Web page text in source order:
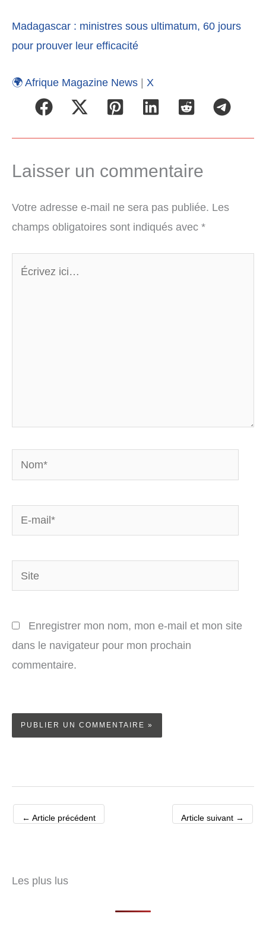
Madagascar : ministres sous ultimatum, 60 jours
pour prouver leur efficacité
🌍 Afrique Magazine News | X
Laisser un commentaire
Votre adresse e-mail ne sera pas publiée. Les
champs obligatoires sont indiqués avec *
Nom*
E-
mail*
Site
Enregistrer mon nom, mon e-mail et mon site
dans le navigateur pour mon prochain
commentaire.
← Article précédent Article suivant →
Les plus lus